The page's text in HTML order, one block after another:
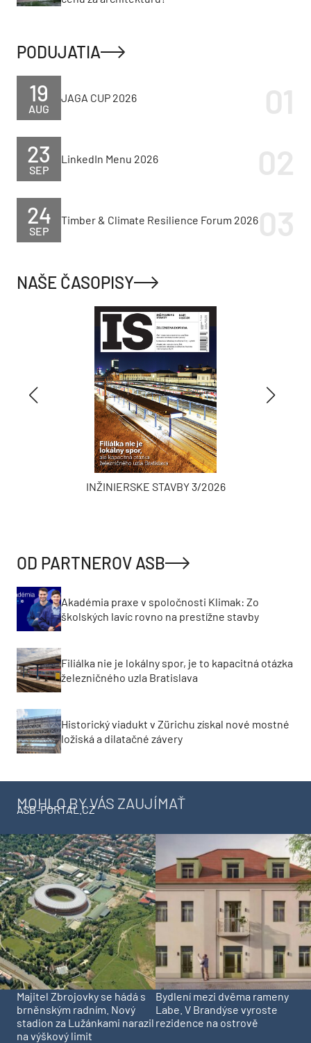
PODUJATIA
AUG
19 JAGA CUP 2026
SEP
23 LinkedIn Menu 2026
SEP
24 Timber & Climate Resilience Forum 2026
NAŠE ČASOPISY
INŽINIERSKE STAVBY 3/2026
OD PARTNEROV ASB
Akadémia praxe v spoločnosti Klimak: Zo
školských lavíc rovno na prestížne stavby
Filiálka nie je lokálny spor, je to kapacitná otázka
železničného uzla Bratislava
Historický viadukt v Zürichu získal nové mostné
ložiská a dilatačné závery
MOHLO BY VÁS ZAUJÍMAŤ
ASB-PORTAL.CZ
Majitel Zbrojovky se hádá s
brněnským radním. Nový
stadion za Lužánkami narazil
na výškový limit
Bydlení mezi dvěma rameny
Labe. V Brandýse vyroste
rezidence na ostrově